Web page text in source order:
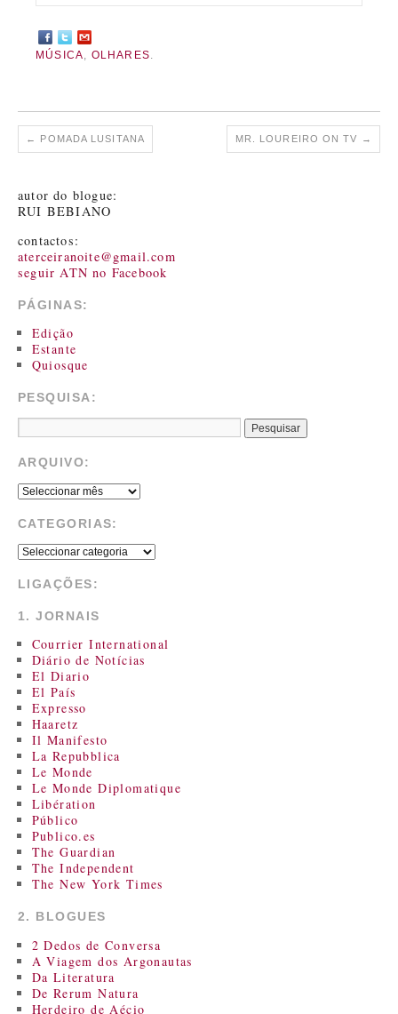
MÚSICA, OLHARES.
← POMADA LUSITANA MR. LOUREIRO ON TV →
autor do blogue:
RUI BEBIANO
contactos:
aterceiranoite@gmail.com
seguir ATN no Facebook
PÁGINAS:
Edição
Estante
Quiosque
PESQUISA:
ARQUIVO:
CATEGORIAS:
LIGAÇÕES:
1. JORNAIS
Courrier International
Diário de Notícias
El Diario
El País
Expresso
Haaretz
Il Manifesto
La Repubblica
Le Monde
Le Monde Diplomatique
Libération
Público
Publico.es
The Guardian
The Independent
The New York Times
2. BLOGUES
2 Dedos de Conversa
A Viagem dos Argonautas
Da Literatura
De Rerum Natura
Herdeiro de Aécio